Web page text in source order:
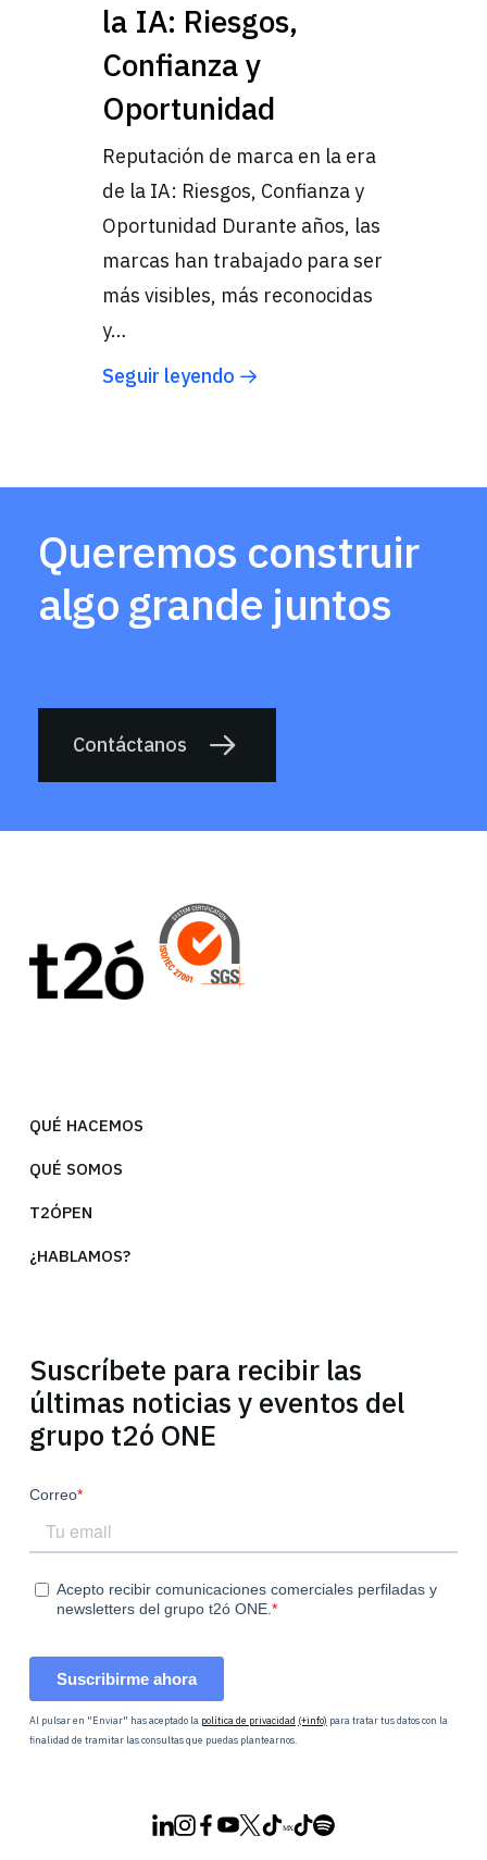
la IA: Riesgos,
Confianza y
Oportunidad
Reputación de marca en la era
de la IA: Riesgos, Confianza y
Oportunidad Durante años, las
marcas han trabajado para ser
más visibles, más reconocidas
y…
Seguir leyendo
Queremos construir
algo grande juntos
Contáctanos
QUÉ HACEMOS
QUÉ SOMOS
T2ÓPEN
¿HABLAMOS?
Suscríbete para recibir las
últimas noticias y eventos del
grupo t2ó ONE
Al pulsar en "Enviar" has aceptado la política de privacidad (+info) para tratar tus datos con la
finalidad de tramitar las consultas que puedas plantearnos.